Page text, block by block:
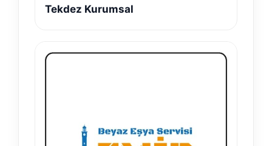
Tekdez Kurumsal